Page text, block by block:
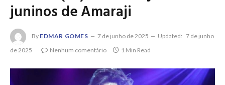
juninos de Amaraji
By EDMAR GOMES 7 de junho de 2025 Updated: 7 de junho
de 2025
Nenhum comentário 1 Min Read